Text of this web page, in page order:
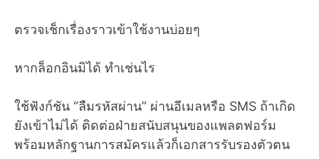
ตรวจเช็กเรื่องราวเข้าใช้งานบ่อยๆ
หากล็อกอินมิได้ ทำเช่นไร
ใช้ฟังก์ชัน “ลืมรหัสผ่าน” ผ่านอีเมลหรือ SMS ถ้าเกิด
ยังเข้าไม่ได้ ติดต่อฝ่ายสนับสนุนของแพลตฟอร์ม
พร้อมหลักฐานการสมัครแล้วก็เอกสารรับรองตัวตน